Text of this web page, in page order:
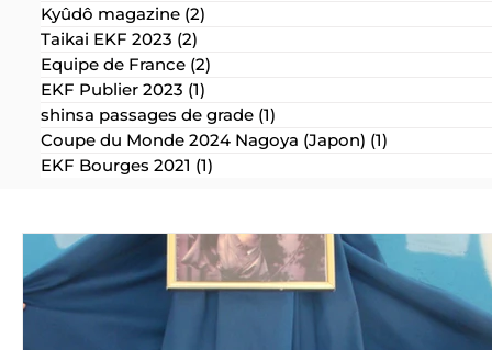
Kyûdô magazine (2)
Taikai EKF 2023 (2)
Equipe de France (2)
EKF Publier 2023 (1)
shinsa passages de grade (1)
Coupe du Monde 2024 Nagoya (Japon) (1)
EKF Bourges 2021 (1)